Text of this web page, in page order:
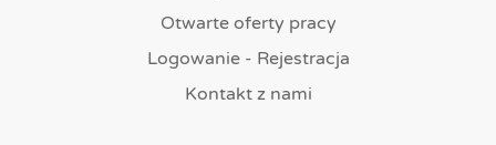
Otwarte oferty pracy
Logowanie - Rejestracja
Kontakt z nami